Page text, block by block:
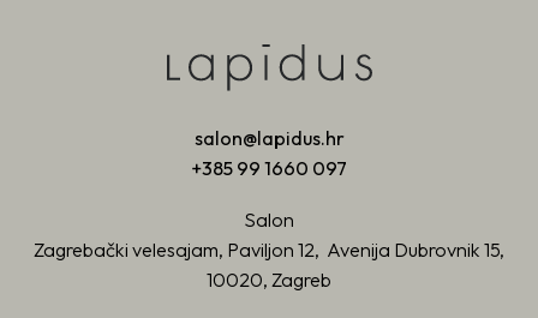
salon@lapidus.hr
+385 99 1660 097
Salon
Zagrebački velesajam, Paviljon 12, Avenija Dubrovnik 15,
10020, Zagreb